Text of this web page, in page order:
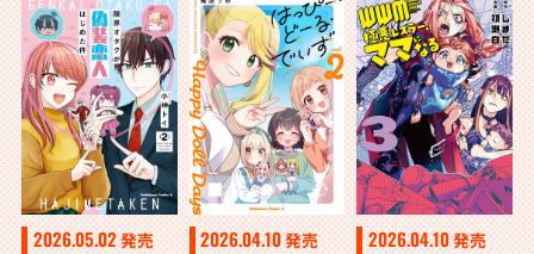
2026.05.02発売 2026.04.10発売 2026.04.10発売